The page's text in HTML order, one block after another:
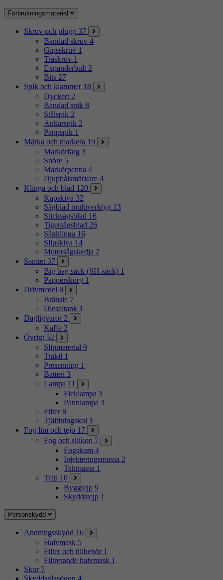
Förbrukningsmaterial
Skruv och plugg 37
Bandad skruv 4
Gipsskruv 1
Träskruv 1
Expanderbult 2
Bits 27
Spik och klammer 18
Dyckert 2
Bandad spik 8
Stålspik 2
Ankarspik 2
Pappspik 1
Märka och markera 19
Markörfärg 3
Snöre 5
Markörpenna 4
Djuphålsmärkare 4
Klinga och blad 120
Kapskiva 32
Sågblad multiverktyg 13
Sticksågsblad 16
Tigersågsblad 26
Sågklinga 16
Slipskiva 14
Motorsågskedja 2
Sanitet 37
Big bag säck (SH-säck) 1
Papperskorg 1
Drivmedel 8
Bränsle 7
Dieseltank 1
Dagligvaror 2
Kaffe 2
Övrigt 52
Slipmaterial 9
Träkil 1
Presenning 1
Batteri 3
Lampa 11
Ficklampa 3
Pannlampa 3
Filter 8
Tjältiningskol 1
Fog lim och tejp 17
Fog och silikon 7
Fogskum 4
Injekteringsmassa 2
Takmassa 1
Tejp 10
Byggtejp 9
Skyddstejp 1
Personskydd
Andningsskydd 16
Halvmask 5
Filter och tillbehör 1
Filtrerande halvmask 1
Skor 7
Skyddsglasögon 4